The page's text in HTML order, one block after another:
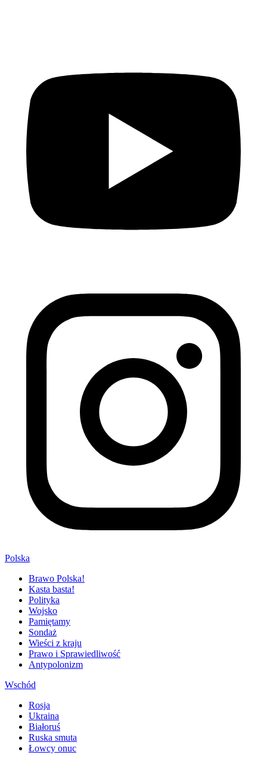
Polska
Brawo Polska!
Kasta basta!
Polityka
Wojsko
Pamiętamy
Sondaż
Wieści z kraju
Prawo i Sprawiedliwość
Antypolonizm
Wschód
Rosja
Ukraina
Białoruś
Ruska smuta
Łowcy onuc